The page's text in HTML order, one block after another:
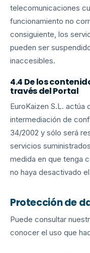
telecomunicaciones
funcionamiento no
consiguiente, los
pueden ser
inaccesibles.
4.4 De los
través del Portal
EuroKaizen S.L.
intermediación de
34/2002 y sólo será
servicios
medida en que tenga
no haya desactivado
Protección de
Puede consultar
conocer el uso que